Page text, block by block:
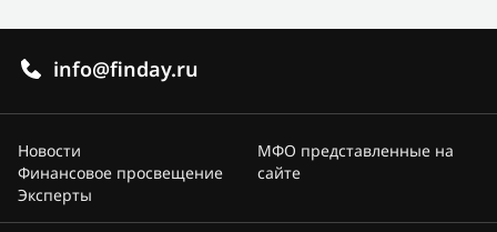
info@finday.ru
Новости
Финансовое просвещение
Эксперты
МФО представленные на
сайте